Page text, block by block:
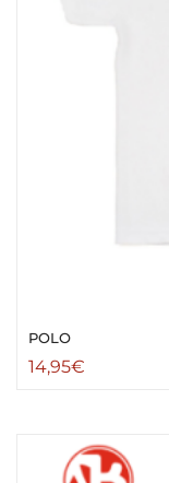
POLO
14,95€